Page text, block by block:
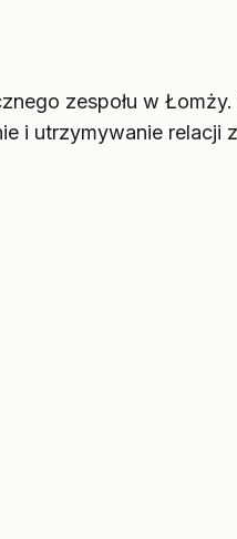
zespołu w
i utrzymywanie relacji